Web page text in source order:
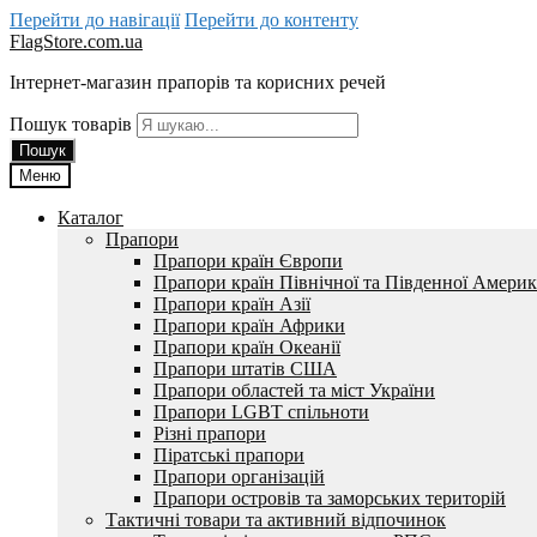
Перейти до навігації Перейти до контенту
FlagStore.com.ua
Інтернет-магазин прапорів та корисних речей
Пошук товарів
Пошук
Меню
Каталог
Прапори
Прапори країн Європи
Прапори країн Північної та Південної
Прапори країн Азії
Прапори країн Африки
Прапори країн Океанії
Прапори штатів США
Прапори областей та міст України
Прапори LGBT спільноти
Різні прапори
Піратські прапори
Прапори організацій
Прапори островів та заморських територій
Тактичні товари та активний відпочинок